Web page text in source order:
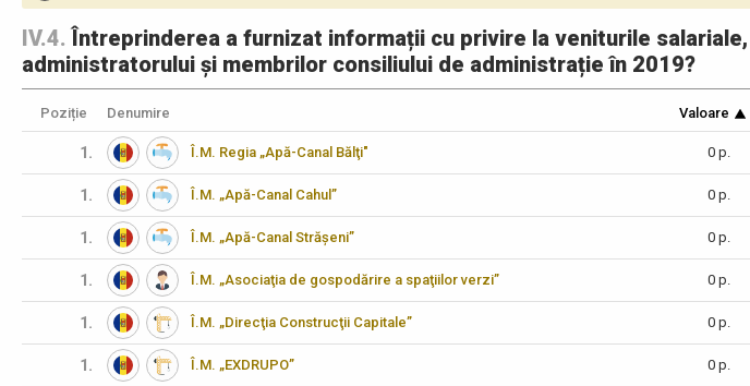
IV.4.Întreprinderea a furnizat informații cu privire la veniturile
administratorului și membrilor consiliului de administrație în 2019?
Poziție Denumire Valoare
1. Î.M. Regia „Apă-Canal Bălţi" 0 p.
1. Î.M. „Apă-Canal Cahul” 0 p.
1. Î.M. „Apă-Canal Strășeni” 0 p.
1. Î.M. „Asociaţia de gospodărire a spaţiilor verzi” 0 p.
1. Î.M. „Direcţia Construcţii Capitale” 0 p.
1. Î.M. „EXDRUPO” 0 p.